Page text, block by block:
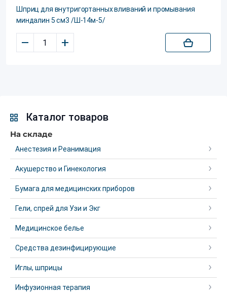
Шприц для внутригортанных вливаний и промывания
миндалин 5 см3 /Ш-14м-5/
– +
Каталог товаров
На складе
Анестезия и Реанимация
Акушерство и Гинекология
Бумага для медицинских приборов
Гели, спрей для Узи и Экг
Медицинское белье
Средства дезинфицирующие
Иглы, шприцы
Инфузионная терапия